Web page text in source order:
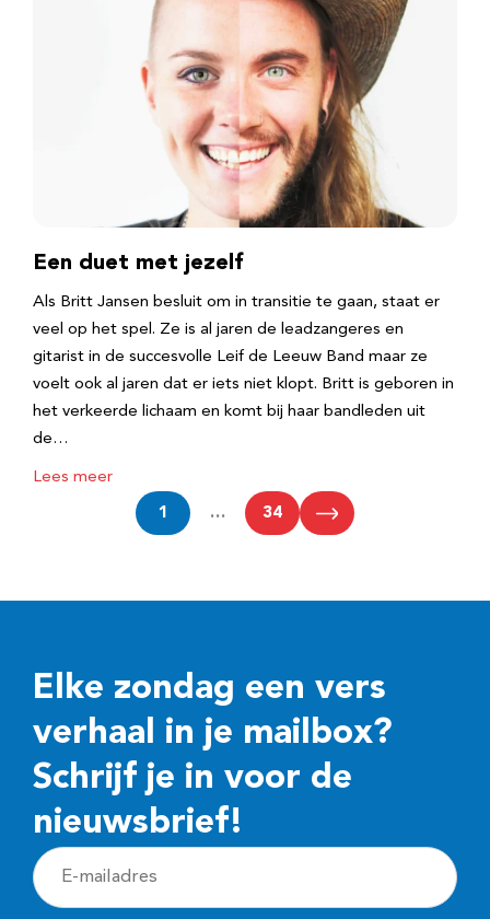
Een duet met jezelf
Als Britt Jansen besluit om in transitie te gaan, staat er
veel op het spel. Ze is al jaren de leadzangeres en
gitarist in de succesvolle Leif de Leeuw Band maar ze
voelt ook al jaren dat er iets niet klopt. Britt is geboren in
het verkeerde lichaam en komt bij haar bandleden uit
de…
Lees meer
1 … 34
Elke zondag een vers
verhaal in je mailbox?
Schrijf je in voor de
nieuwsbrief!
E
-